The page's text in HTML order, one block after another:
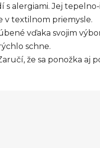
alergiami. Jej
textilnom priemysle.
vďaka svojim
schne.
že sa ponožka aj